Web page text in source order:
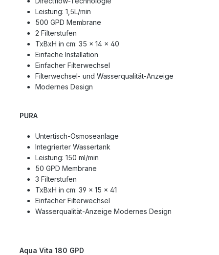
Leistung: 1,5L/min
500 GPD Membrane
2 Filterstufen
TxBxH in cm: 35 x 14 x 40
Einfache Installation
Einfacher Filterwechsel
Filterwechsel- und Wasserqualität-Anzeige
Modernes Design
PURA
Untertisch-Osmoseanlage
Integrierter Wassertank
Leistung: 150 ml/min
50 GPD Membrane
3 Filterstufen
TxBxH in cm: 39 x 15 x 41
Einfacher Filterwechsel
Wasserqualität-Anzeige Modernes Design
Aqua Vita 180 GPD